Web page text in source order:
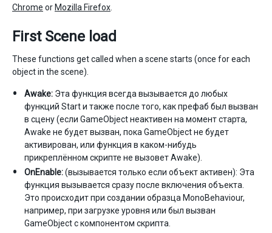
Chrome or Mozilla Firefox
First Scene load
These functions get called when a scene starts (once for each
object in the scene).
Awake: Эта функция всегда вызывается до любых
функций Start и также после того, как префаб был вызван
в сцену (если GameObject неактивен на момент старта,
Awake не будет вызван, пока GameObject не будет
активирован, или функция в каком-нибудь
прикреплённом скрипте не вызовет Awake).
OnEnable:(вызывается только если объект активен): Эта
функция вызывается сразу после включения объекта.
Это происходит при создании образца MonoBehaviour,
например, при загрузке уровня или был вызван
GameObject с компонентом скрипта.